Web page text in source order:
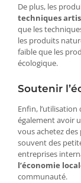
De plus, les
techniques
que les
les produits
faible que les
écologique.
Soutenir
Enfin,
également avoir
vous achetez
souvent des
entreprises
l’économie
communauté.